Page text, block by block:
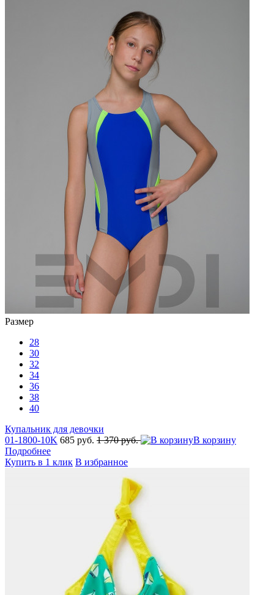
Размер
28
30
32
34
36
38
40
Купальник для девочки
01-1800-10K 685 руб. 1 370 руб.
В корзину
Подробнее
Купить в 1 клик В избранное